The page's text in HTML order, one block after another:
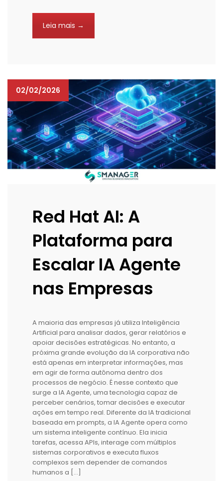
Leia mais →
02/02/2026
Red Hat AI: A
Plataforma para
Escalar IA Agente
nas Empresas
A maioria das empresas já utiliza Inteligência
Artificial para analisar dados, gerar relatórios e
apoiar decisões estratégicas. No entanto, a
próxima grande evolução da IA corporativa não
está apenas em interpretar informações, mas
em agir de forma autônoma dentro dos
processos de negócio. É nesse contexto que
surge a IA Agente, uma tecnologia capaz de
perceber cenários, tomar decisões e executar
ações em tempo real. Diferente da IA tradicional
baseada em prompts, a IA Agente opera como
um sistema inteligente contínuo. Ela inicia
tarefas, acessa APIs, interage com múltiplos
sistemas corporativos e executa fluxos
complexos sem depender de comandos
humanos a […]